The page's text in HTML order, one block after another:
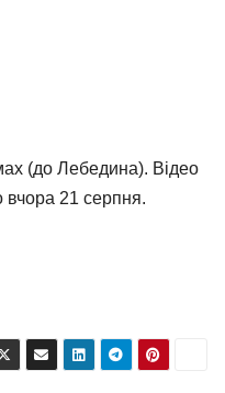
(до Лебедина). Відео
вчора 21 серпня.